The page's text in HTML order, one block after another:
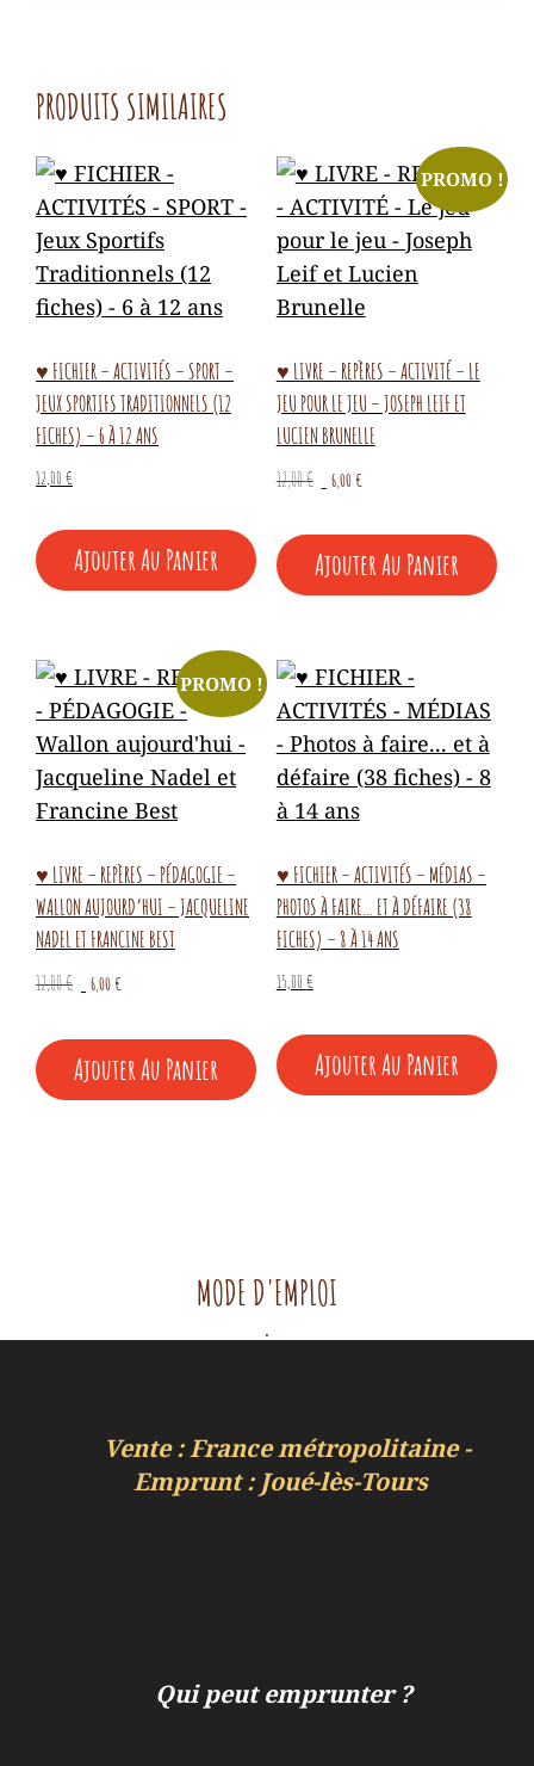
PRODUITS SIMILAIRES
♥ FICHIER – ACTIVITÉS – SPORT –
JEUX SPORTIFS TRADITIONNELS (12
FICHES) – 6 À 12 ANS
12,00 €
Ajouter Au Panier
PROMO !
♥ LIVRE – REPÈRES – ACTIVITÉ – LE
JEU POUR LE JEU – JOSEPH LEIF ET
LUCIEN BRUNELLE
12,00€
Le
initial
était :
12,00 €.
6,00€
actuel
est :
6,00 €.
Ajouter Au Panier
PROMO !
♥ LIVRE – REPÈRES – PÉDAGOGIE –
WALLON AUJOURD’HUI – JACQUELINE
NADEL ET FRANCINE BEST
12,00€
Le
initial
était :
6,00€
actuel
est :
Ajouter Au Panier
♥ FICHIER – ACTIVITÉS – MÉDIAS –
PHOTOS À FAIRE… ET À DÉFAIRE (38
FICHES) – 8 À 14 ANS
15,00 €
Ajouter Au Panier
MODE D'EMPLOI
.
Vente : France métropolitaine -
Emprunt : Joué-lès-Tours
Qui peut emprunter ?